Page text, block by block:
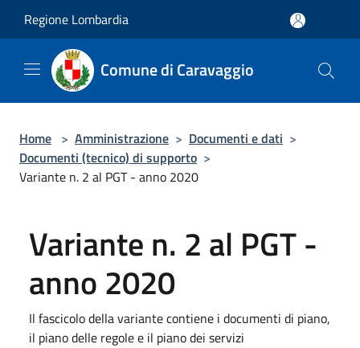
Regione Lombardia
Comune di Caravaggio
Home > Amministrazione > Documenti e dati >
Documenti (tecnico) di supporto >
Variante n. 2 al PGT - anno 2020
Variante n. 2 al PGT -
anno 2020
Il fascicolo della variante contiene i documenti di piano,
il piano delle regole e il piano dei servizi